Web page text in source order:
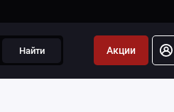
Найти Акции